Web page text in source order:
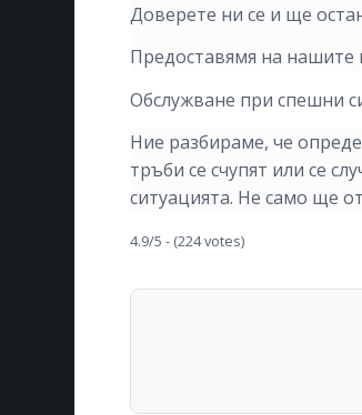
Доверете ни се и ще
Предоставямя на нашите
Обслужване при спешни
Ние разбираме, че
тръби се счупят или се
ситуацията. Не само ще
4.9/5 - (224 votes)